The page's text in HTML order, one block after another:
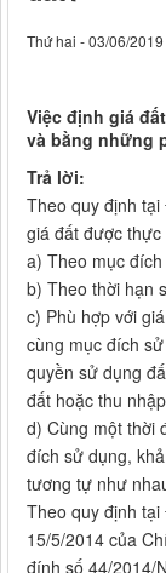
Thứ hai - 03/06/
Việc định giá
và bằng những
Trả lời:
Theo quy định
giá đất được
a) Theo mục
b) Theo thời hạn
c) Phù hợp với
cùng mục đích
quyền sử dụng
đất hoặc thu
d) Cùng một thời
đích sử dụng,
tương tự như
Theo quy định
15/5/2014 của
đính số 44/2014/